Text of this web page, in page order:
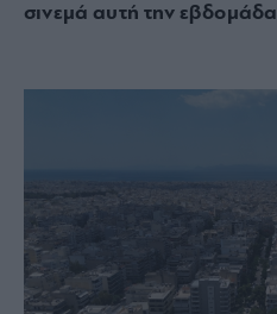
σινεμά αυτή την εβδομάδα